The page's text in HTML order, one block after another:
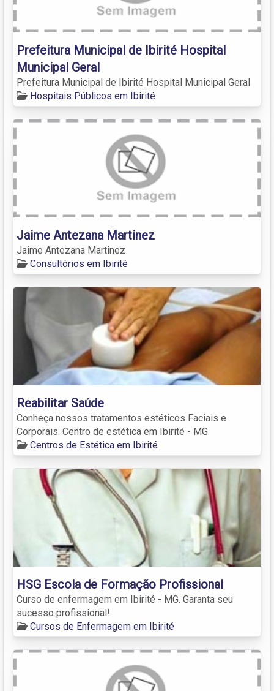
Prefeitura Municipal de Ibirité Hospital
Municipal Geral
Prefeitura Municipal de Ibirité Hospital Municipal Geral
Hospitais Públicos em Ibirité
Jaime Antezana Martinez
Jaime Antezana Martinez
Consultórios em Ibirité
Reabilitar Saúde
Conheça nossos tratamentos estéticos Faciais e
Corporais. Centro de estética em Ibirité - MG.
Centros de Estética em Ibirité
HSG Escola de Formação Profissional
Curso de enfermagem em Ibirité - MG. Garanta seu
sucesso profissional!
Cursos de Enfermagem em Ibirité